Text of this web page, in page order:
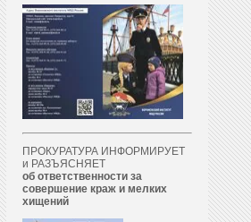
ПРОКУРАТУРА ИНФОРМИРУЕТ
и РАЗЪЯСНЯЕТ
об ответственности за
совершение краж и мелких
хищений